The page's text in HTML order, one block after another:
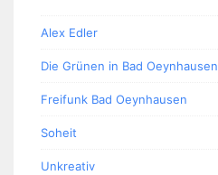
Alex Edler
Die Grünen in Bad Oeynhausen
Freifunk Bad Oeynhausen
Soheit
Unkreativ